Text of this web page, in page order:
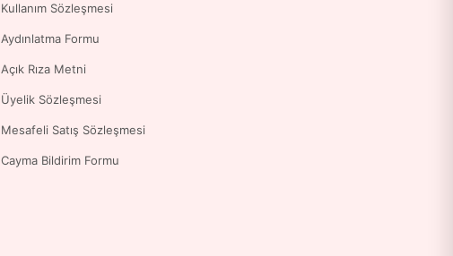
Kullanım Sözleşmesi
Aydınlatma Formu
Açık Rıza Metni
Üyelik Sözleşmesi
Mesafeli Satış Sözleşmesi
Cayma Bildirim Formu